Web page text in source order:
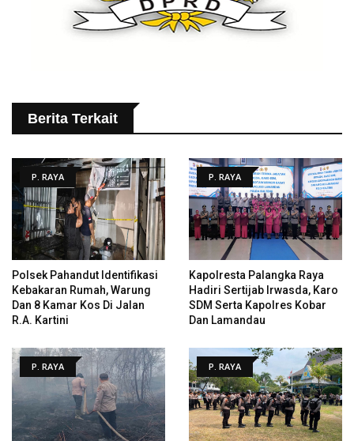
Berita Terkait
P. RAYA
Polsek Pahandut Identifikasi
Kebakaran Rumah, Warung
Dan 8 Kamar Kos Di Jalan
R.A. Kartini
P. RAYA
Kapolresta Palangka Raya
Hadiri Sertijab Irwasda, Karo
SDM Serta Kapolres Kobar
Dan Lamandau
P. RAYA P. RAYA